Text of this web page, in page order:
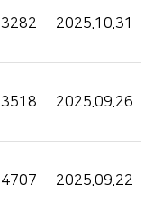
3282 2025.10.31
3518 2025.09.26
4707 2025.09.22